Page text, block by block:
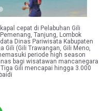
cepat di Pelabuhan Gili
Tanjung, Lombok
Dinas Pariwisata Kabupaten
Gili (Gili Trawangan, Gili Meno,
periode high season
bagi wisatawan mancanegara
Gili mencapai hingga 3.000